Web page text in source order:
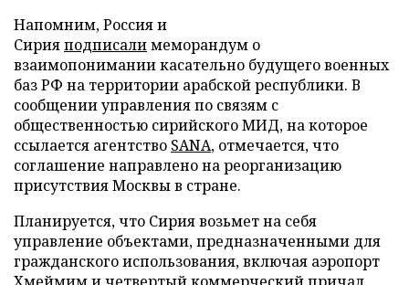
Напомним, Россия и
Сирияподписалимеморандум о
взаимопонимании касательно будущего военных
баз РФ на территории арабской республики. В
сообщении управления по связям с
общественностью сирийского МИД, на которое
ссылается агентство SANA, отмечается, что
соглашение направлено на реорганизацию
присутствия Москвы в стране.
Планируется, что Сирия возьмет на себя
управление объектами, предназначенными для
гражданского использования, включая аэропорт